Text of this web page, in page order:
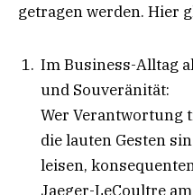
getragen werden. Hier
Im Business-Alltag
und Souveränität:
Wer Verantwortung
die lauten Gesten
leisen,
Jaeger-LeCoultre